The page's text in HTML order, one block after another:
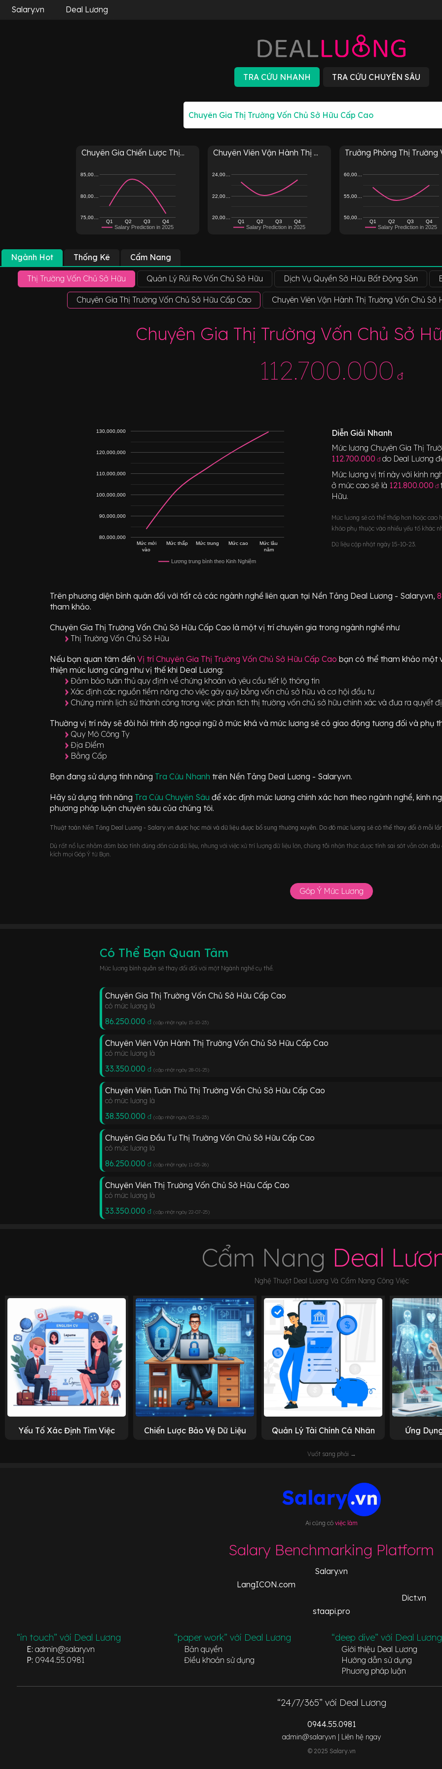
Salary.vn Deal Lương
Chuyên Gia Chiến Lược Thị...
Salary Prediction in 2025
Q1 Q2 Q3 Q4
75,00…
80,00…
85,00…
Chuyên Viên Vận Hành Thị ...
Salary Prediction in 2025
Q1 Q2 Q3 Q4
20,00…
22,00…
24,00…
Trưởng Phòng Thị Trường
Salary Prediction in 2025
Q1 Q2 Q3 Q4
50,00…
55,00…
60,00…
Ngành Hot Thống Kê Cẩm Nang
Thị Trường Vốn Chủ Sở Hữu Quản Lý Rủi Ro Vốn Chủ Sở Hữu Dịch Vụ Quyền Sở Hữu Bất Động Sản
Chuyên Gia Thị Trường Vốn Chủ Sở Hữu Cấp Cao Chuyên Viên Vận Hành Thị Trường Vốn Chủ Sở
Chuyên Gia Thị Trường Vốn Chủ Sở
112.700.000 đ
Lương trung bình theo Kinh Nghiệm
Mức mới
vào
Mức thấp Mức trung Mức cao
Mức lâu
năm
80,000,000
90,000,000
100,000,000
110,000,000
120,000,000
130,000,000
Diễn Giải Nhanh
Mức lương Chuyên Gia Thị
112.700.000 đdo Deal Lương
Mức lương vị trí này với kinh
ở mức cao sẽ là 121.800.000 đ
Hữu.
Mức lương sẽ có thể thấp hơn hoặc
khảo phụ thuộc vào nhiều yếu tố khác
Dữ liệu cập nhật ngày 15-10-23.
Trên phương diện bình quân đối với tất cả các ngành nghề liên quan tại Nền Tảng Deal Lương - Salary.vn,
tham khảo.
Chuyên Gia Thị Trường Vốn Chủ Sở Hữu Cấp Cao là một vị trí chuyên gia trong ngành nghề như
Thị Trường Vốn Chủ Sở Hữu
Nếu bạn quan tâm đến Vị trí Chuyên Gia Thị Trường Vốn Chủ Sở Hữu Cấp Cao bạn có thể tham khảo một
thiện mức lương cũng như vị thế khi Deal Lương:
Đảm bảo tuân thủ quy định về chứng khoán và yêu cầu tiết lộ thông tin
Xác định các nguồn tiềm năng cho việc gây quỹ bằng vốn chủ sở hữu và cơ hội đầu tư
Chứng minh lịch sử thành công trong việc phân tích thị trường vốn chủ sở hữu chính xác và đưa ra quyết
Thường vị trí này sẽ đòi hỏi trình độ ngoại ngữ ở mức khá và mức lương sẽ có giao động tương đối và phụ
Quy Mô Công Ty
Địa Điểm
Bằng Cấp
Bạn đang sử dụng tính năng Tra Cứu Nhanh trên Nền Tảng Deal Lương - Salary.vn.
Hãy sử dụng tính năng Tra Cứu Chuyên Sâu để xác định mức lương chính xác hơn theo ngành nghề, kinh
phương pháp luận chuyên sâu của chúng tôi.
Thuật toán Nền Tảng Deal Lương - Salary.vn được học mới và dữ liệu được bổ sung thường xuyên. Do đó mức lương sẽ có thể thay đổi ở mỗi
Dù rất nổ lực nhằm đảm bảo tính đúng đắn của dữ liệu, nhưng với việc xử trí lượng dữ liệu lớn, chúng tôi nhận thức được tính sai sót vẫn còn
kích mọi Góp Ý từ Bạn.
Góp Ý Mức Lương
Có Thể Bạn Quan Tâm
Mức lương bình quân sẽ thay đổi đối với một Ngành nghề cụ thể.
Chuyên Gia Thị Trường Vốn Chủ Sở Hữu Cấp Cao
có mức lương là
86.250.000 đ (cập nhật ngày 15-10-23)
Chuyên Viên Vận Hành Thị Trường Vốn Chủ Sở Hữu Cấp Cao
có mức lương là
33.350.000 đ (cập nhật ngày 28-01-25)
Chuyên Viên Tuân Thủ Thị Trường Vốn Chủ Sở Hữu Cấp Cao
có mức lương là
38.350.000 đ (cập nhật ngày 03-11-23)
Chuyên Gia Đầu Tư Thị Trường Vốn Chủ Sở Hữu Cấp Cao
có mức lương là
86.250.000 đ (cập nhật ngày 11-05-26)
Chuyên Viên Thị Trường Vốn Chủ Sở Hữu Cấp Cao
có mức lương là
33.350.000 đ (cập nhật ngày 22-07-25)
Cẩm Nang Deal
Nghệ Thuật Deal Lương Và Cẩm Nang Công Việc
Yếu Tố Xác Định Tìm Việc Chiến Lược Bảo Vệ Dữ Liệu Quản Lý Tài Chính Cá Nhân Ứng
Vuốt sang phải →
Ai cũng cóviệc làm
Salary Benchmarking Platform
Salary.vn
LangICON.com
Dict.vn
staapi.pro
“in touch” với Deal Lương
E: admin@salary.vn
P: 0944.55.0981
“paper work” với Deal Lương
Bản quyền
Điều khoản sử dụng
“deep dive” với Deal Lương
Giới thiệu Deal Lương
Hướng dẫn sử dụng
Phương pháp luận
“24/7/365” với Deal Lương
0944.55.0981
admin@salary.vn | Liên hệ ngay
© 2025 Salary.vn